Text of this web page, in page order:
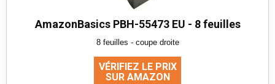
AmazonBasics PBH-55473 EU - 8 feuilles
8 feuilles - coupe droite
VÉRIFIEZ LE PRIX
SUR AMAZON